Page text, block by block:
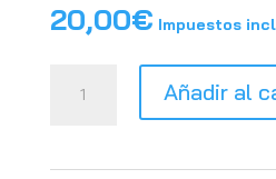
20,00€ Impuestos
VALVULAS
Añadir al